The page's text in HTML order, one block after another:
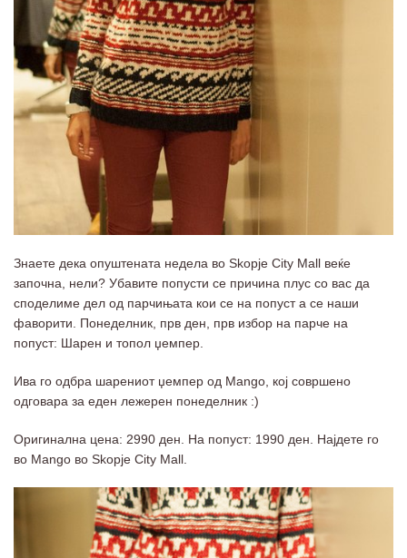
Знаете дека опуштената недела во Skopje City Mall веќе
започна, нели? Убавите попусти се причина плус со вас да
споделиме дел од парчињата кои се на попуст а се наши
фаворити. Понеделник, прв ден, прв избор на парче на
попуст: Шарен и топол џемпер.
Ива го одбра шарениот џемпер од Mango, кој совршено
одговара за еден лежерен понеделник :)
Оригинална цена: 2990 ден. На попуст: 1990 ден. Најдете го
во Mango во Skopje City Mall.